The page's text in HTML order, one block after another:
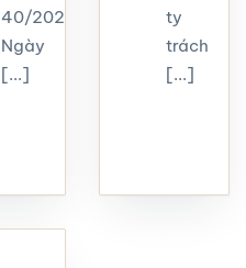
40/2021
Ngày
[...]
ty
trách
[...]